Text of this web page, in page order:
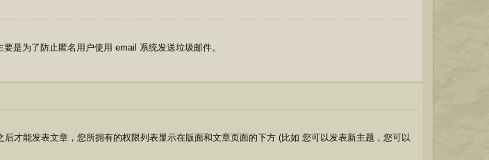
是为了防止匿名用户使用 email 系统发送垃圾邮件。
才能发表文章，您所拥有的权限列表显示在版面和文章页面的下方 (比如 您可以发表新主题，您可以